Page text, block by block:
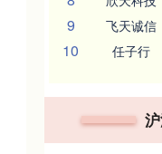
9 飞天诚信
10 任子行